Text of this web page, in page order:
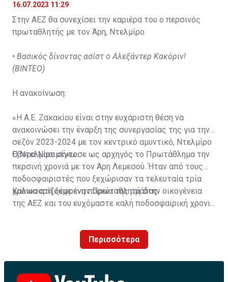
16.07.2023 11:29
Στην ΑΕΖ θα συνεχίσει την καριέρα του ο περσινός
πρωταθλητής με τον Άρη, Ντελμίρο.
• Βασικός δίνοντας ασίστ ο Αλεξάντερ Κακόριν!
(ΒΙΝΤΕΟ)
Η ανακοίνωση:
«Η Α.Ε. Ζακακίου είναι στην ευχάριστη θέση να
ανακοινώσει την έναρξη της συνεργασίας της για την
σεζόν 2023-2024 με τον κεντρικό αμυντικό, Ντελμίρο
Έβορα Νασιμέντο.
Ο Ντελμίρο σήκωσε ως αρχηγός το Πρωτάθλημα την
περσινή χρονιά με τον Άρη Λεμεσού. Ήταν από τους
ποδοσφαιριστές που ξεχώρισαν τα τελευταία τρία
χρόνια στη ξέφρενη πορεία της ομάδας.
Καλωσορίζουμε έναν Πρωταθλητή στην οικογένεια
της ΑΕΖ και του ευχόμαστε καλή ποδοσφαιρική χρονιά
Περισσότερα